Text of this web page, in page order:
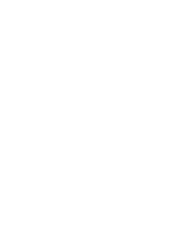
chiaro sulla parte